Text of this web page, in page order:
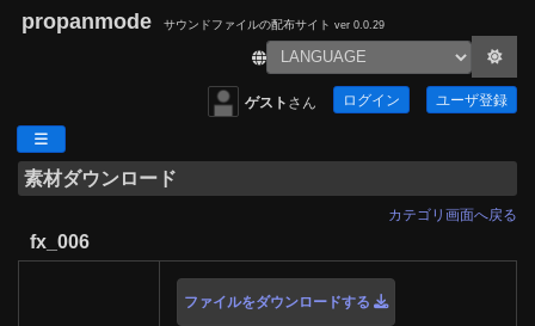
propanmode サウンドファイルの配布サイト ver 0.0.29
ゲスト さん ログイン ユーザ登録
素材ダウンロード
カテゴリ画面へ戻る
fx_006
ファイルをダウンロードする